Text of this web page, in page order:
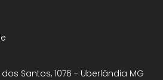
Santos, 1076 - Uberlândia MG